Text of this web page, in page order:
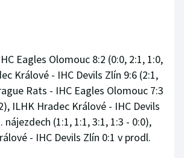
Eagles Olomouc 8:2 (0:0, 2:1, 1:0,
Králové - IHC Devils Zlín 9:6 (2:1,
Rats - IHC Eagles Olomouc 7:3
ILHK Hradec Králové - IHC Devils
nájezdech (1:1, 1:1, 3:1, 1:3 - 0:0),
- IHC Devils Zlín 0:1 v prodl.